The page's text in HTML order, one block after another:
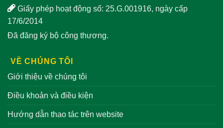
Giấy phép hoạt động số: 25.G.001916, ngày cấp
17/6/2014
Đã đăng ký bộ công thương.
VỀ CHÚNG TÔI
Giới thiệu về chúng tôi
Điều khoản và điều kiện
Hướng dẫn thao tác trên website